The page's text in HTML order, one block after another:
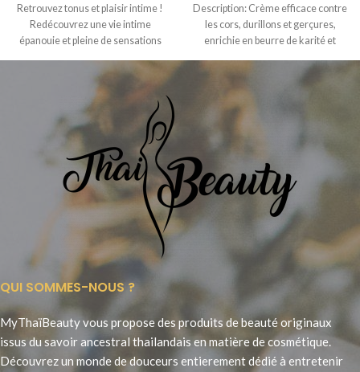
Retrouvez tonus et plaisir intime !
Redécouvrez une vie intime
épanouie et pleine de sensations
Description: Crème efficace contre
les cors, durillons et gerçures,
enrichie en beurre de karité et
QUI SOMMES-NOUS ?
MyThaïBeauty vous propose des produits de beauté originaux
issus du savoir ancestral thailandais en matière de cosmétique.
Découvrez un monde de douceurs entierement dédié à entretenir